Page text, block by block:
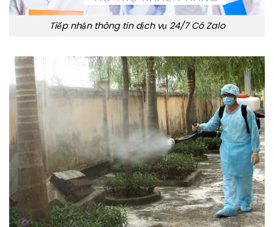
Tiếp nhận thông tin dịch vụ 24/7 Có Zalo